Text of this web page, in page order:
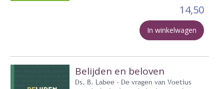
14,50
In winkelwagen
Belijden en beloven
Ds. B. Labee - De vragen van Voetius